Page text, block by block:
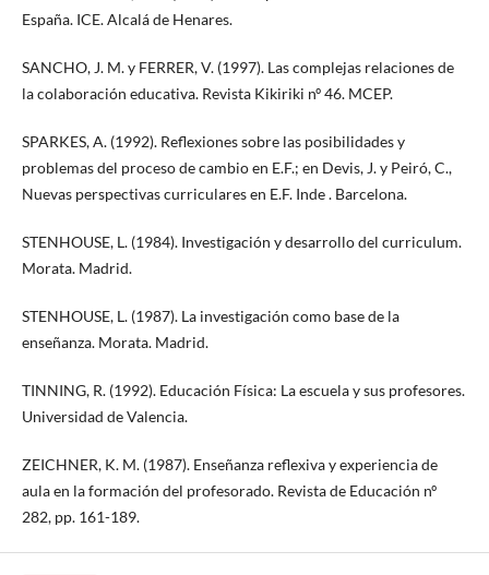
España. ICE. Alcalá de Henares.
SANCHO, J. M. y FERRER, V. (1997). Las complejas relaciones de
la colaboración educativa. Revista Kikiriki nº 46. MCEP.
SPARKES, A. (1992). Reflexiones sobre las posibilidades y
problemas del proceso de cambio en E.F.; en Devis, J. y Peiró, C.,
Nuevas perspectivas curriculares en E.F. Inde . Barcelona.
STENHOUSE, L. (1984). Investigación y desarrollo del curriculum.
Morata. Madrid.
STENHOUSE, L. (1987). La investigación como base de la
enseñanza. Morata. Madrid.
TINNING, R. (1992). Educación Física: La escuela y sus profesores.
Universidad de Valencia.
ZEICHNER, K. M. (1987). Enseñanza reflexiva y experiencia de
aula en la formación del profesorado. Revista de Educación nº
282, pp. 161-189.